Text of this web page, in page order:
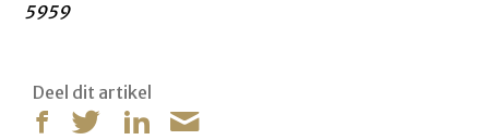
5959
Deel dit artikel